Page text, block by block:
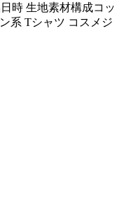
時 生地素材構成コッ
系 Tシャツ コスメジ